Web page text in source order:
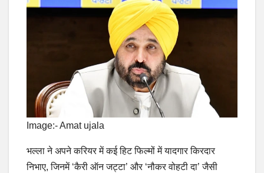
Image:- Amat ujala
भल्ला ने अपने करियर में कई हिट फिल्मों में यादगार किरदार
निभाए, जिनमें ‘कैरी ऑन जट्टा’ और ‘नौकर वोहटी दा’ जैसी